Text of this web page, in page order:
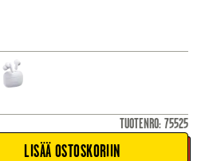
TUOTENRO: 75525
LISÄÄ OSTOSKORIIN